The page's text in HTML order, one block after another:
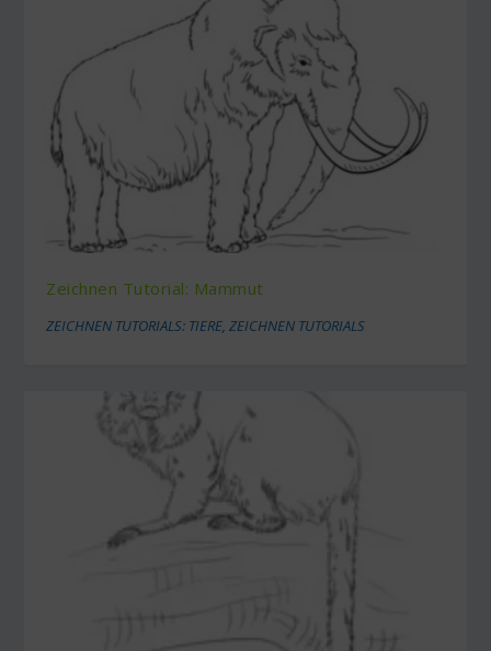
Zeichnen Tutorial: Mammut
ZEICHNEN TUTORIALS: TIERE,ZEICHNEN TUTORIALS